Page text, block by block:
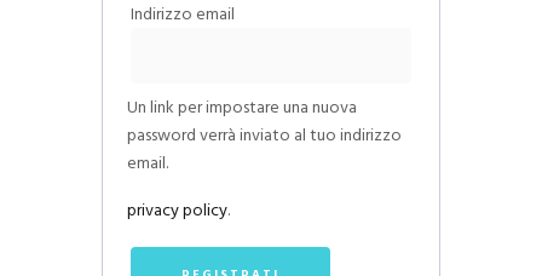
Indirizzo email
Un link per impostare una nuova
password verrà inviato al tuo indirizzo
email.
privacy policy.